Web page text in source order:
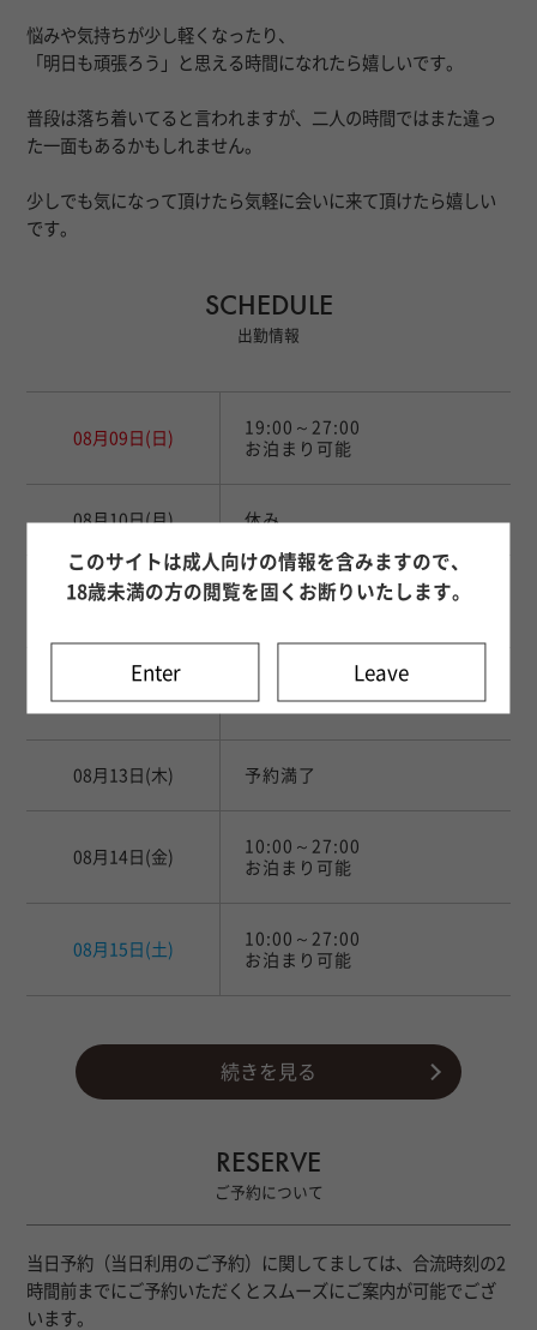
悩みや気持ちが少し軽くなったり、
「明日も頑張ろう」と思える時間になれたら嬉しいです。
普段は落ち着いてると言われますが、二人の時間ではまた違っ
た一面もあるかもしれません。
少しでも気になって頂けたら気軽に会いに来て頂けたら嬉しい
です。
SCHEDULE
出勤情報
08月09日 (日)
19:00～27:00
お泊まり可能
08月10日(月) 休み
08月11日(火)
10:00～27:00
10:00～27:00
お泊まり可能
08月13日 (木) 予約満了
08月14日 (金)
10:00～27:00
お泊まり可能
08月15日 (土)
10:00～27:00
お泊まり可能
続きを見る
RESERVE
ご予約について
当日予約（当日利用のご予約）に関してましては、合流時刻の2
時間前までにご予約いただくとスムーズにご案内が可能でござ
います。
このサイトは成人向けの情報を含みますので、
18歳未満の方の閲覧を固くお断りいたします。
Enter Leave